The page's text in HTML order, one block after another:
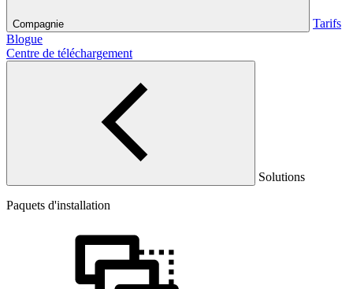
Compagnie
Tarifs
Blogue
Centre de téléchargement
Solutions
Paquets d'installation